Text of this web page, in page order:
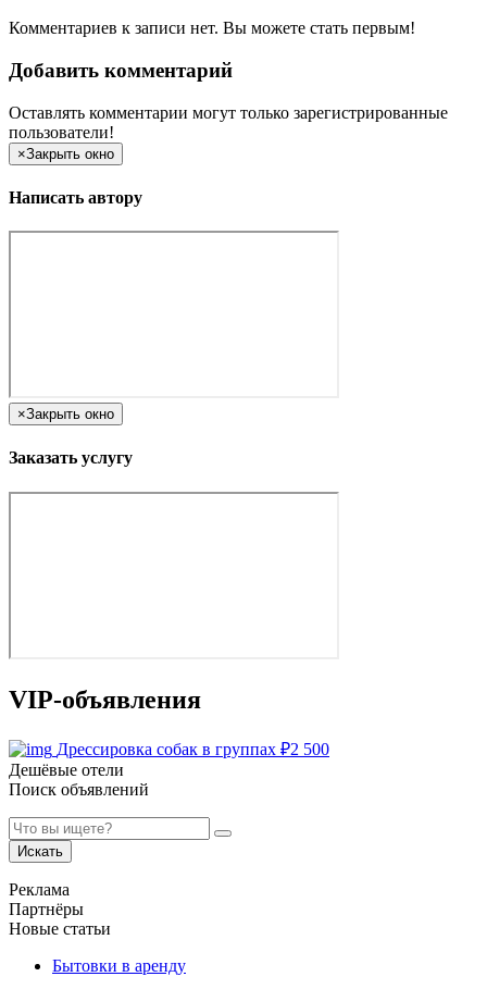
Комментариев к записи нет. Вы можете стать первым!
Добавить комментарий
Оставлять комментарии могут только зарегистрированные
пользователи!
×Закрыть окно
Написать автору
×Закрыть окно
Заказать услугу
VIP-объявления
Дрессировка собак в группах ₽2 500
Дешёвые отели
Поиск объявлений
Искать
Реклама
Партнёры
Новые статьи
Бытовки в аренду